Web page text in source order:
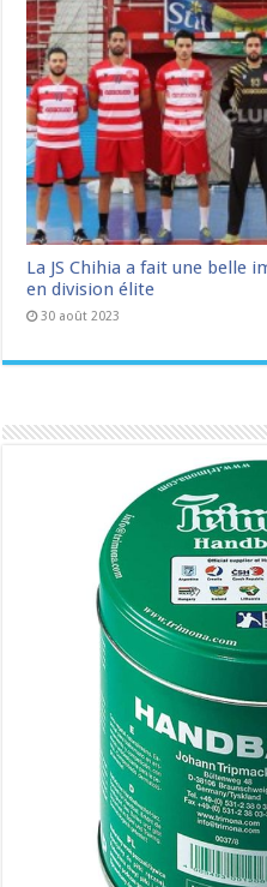
La JS Chihia a fait une belle
en division élite
30 août 2023